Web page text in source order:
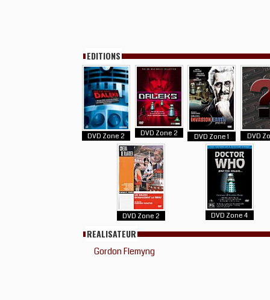
EDITIONS
DVD Zone 2 DVD Zone 2 DVD Zone 1 DVD
DVD Zone 2 DVD Zone 4
REALISATEUR
Gordon Flemyng